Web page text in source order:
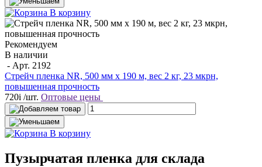
В корзину
Рекомендуем
В наличии
- Арт. 2192
Стрейч пленка NR, 500 мм x 190 м, вес 2 кг, 23 мкрн,
повышенная прочность
720i /шт. Оптовые цены
В корзину
Пузырчатая пленка для склада